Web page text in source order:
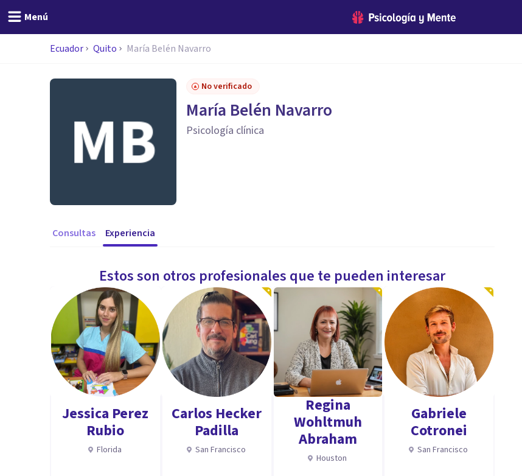
Menú
Ecuador Quito María Belén Navarro
No verificado
María Belén Navarro
Psicología clínica
Consultas Experiencia
Estos son otros profesionales que te pueden interesar
Jessica Perez
Rubio
Florida
Carlos Hecker
Padilla
San Francisco
Regina
Wohltmuh
Abraham
Houston
Gabriele
Cotronei
San Francisco